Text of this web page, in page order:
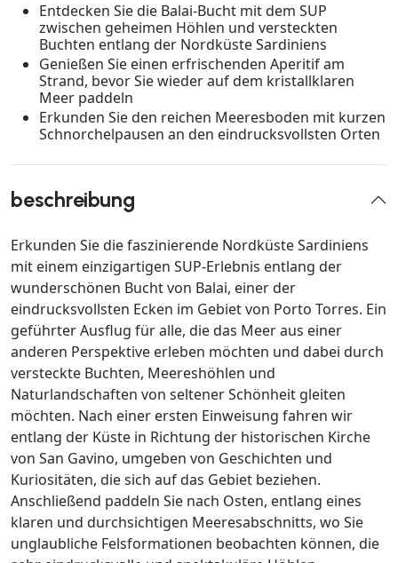
Entdecken Sie die Balai-Bucht mit dem SUP
zwischen geheimen Höhlen und versteckten
Buchten entlang der Nordküste Sardiniens
Genießen Sie einen erfrischenden Aperitif am
Strand, bevor Sie wieder auf dem kristallklaren
Meer paddeln
Erkunden Sie den reichen Meeresboden mit kurzen
Schnorchelpausen an den eindrucksvollsten Orten
beschreibung
Erkunden Sie die faszinierende Nordküste Sardiniens
mit einem einzigartigen SUP-Erlebnis entlang der
wunderschönen Bucht von Balai, einer der
eindrucksvollsten Ecken im Gebiet von Porto Torres. Ein
geführter Ausflug für alle, die das Meer aus einer
anderen Perspektive erleben möchten und dabei durch
versteckte Buchten, Meereshöhlen und
Naturlandschaften von seltener Schönheit gleiten
möchten. Nach einer ersten Einweisung fahren wir
entlang der Küste in Richtung der historischen Kirche
von San Gavino, umgeben von Geschichten und
Kuriositäten, die sich auf das Gebiet beziehen.
Anschließend paddeln Sie nach Osten, entlang eines
klaren und durchsichtigen Meeresabschnitts, wo Sie
unglaubliche Felsformationen beobachten können, die